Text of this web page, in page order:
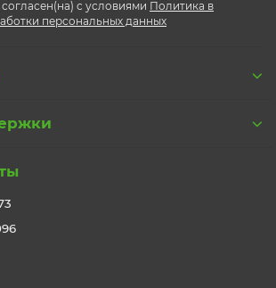
с условиями Политика в
персональных данных